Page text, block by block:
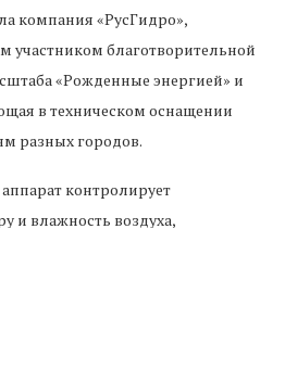
компания «РусГидро»,
участником благотворительной
«Рожденные энергией» и
в техническом оснащении
разных городов.
контролирует
и влажность воздуха,